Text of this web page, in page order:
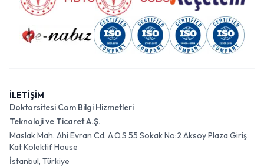
İLETİŞİM
Doktorsitesi Com Bilgi Hizmetleri
Teknoloji ve Ticaret A.Ş.
Maslak Mah. Ahi Evran Cd. A.O.S 55 Sokak No:2 Aksoy Plaza Giriş
Kat Kolektif House
İstanbul, Türkiye